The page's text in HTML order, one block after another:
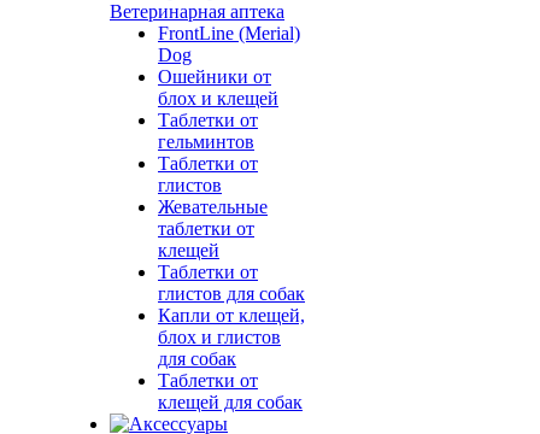
Ветеринарная аптека
FrontLine (Merial)
Dog
Ошейники от
блох и клещей
Таблетки от
гельминтов
Таблетки от
глистов
Жевательные
таблетки от
клещей
Таблетки от
глистов для собак
Капли от клещей,
блох и глистов
для собак
Таблетки от
клещей для собак